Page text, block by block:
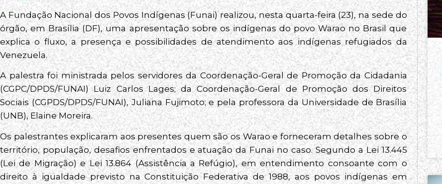
A Fundação Nacional dos Povos Indígenas (Funai) realizou, nesta quarta-feira (23), na sede do
órgão, em Brasília (DF), uma apresentação sobre os indígenas do povo Warao no Brasil que
explica o fluxo, a presença e possibilidades de atendimento aos indígenas refugiados da
Venezuela.
A palestra foi ministrada pelos servidores da Coordenação-Geral de Promoção da Cidadania
(CGPC/DPDS/FUNAI) Luiz Carlos Lages; da Coordenação-Geral de Promoção dos Direitos
Sociais (CGPDS/DPDS/FUNAI), Juliana Fujimoto; e pela professora da Universidade de Brasília
(UNB), Elaine Moreira.
Os palestrantes explicaram aos presentes quem são os Warao e forneceram detalhes sobre o
território, população, desafios enfrentados e atuação da Funai no caso. Segundo a Lei 13.445
(Lei de Migração) e Lei 13.864 (Assistência a Refúgio), em entendimento consoante com o
direito à igualdade previsto na Constituição Federativa de 1988, aos povos indígenas em